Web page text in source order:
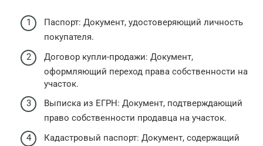
Паспорт: Документ, удостоверяющий личность
покупателя.
Договор купли-продажи: Документ,
оформляющий переход права собственности на
участок.
Выписка из ЕГРН: Документ, подтверждающий
право собственности продавца на участок.
Кадастровый паспорт: Документ, содержащий